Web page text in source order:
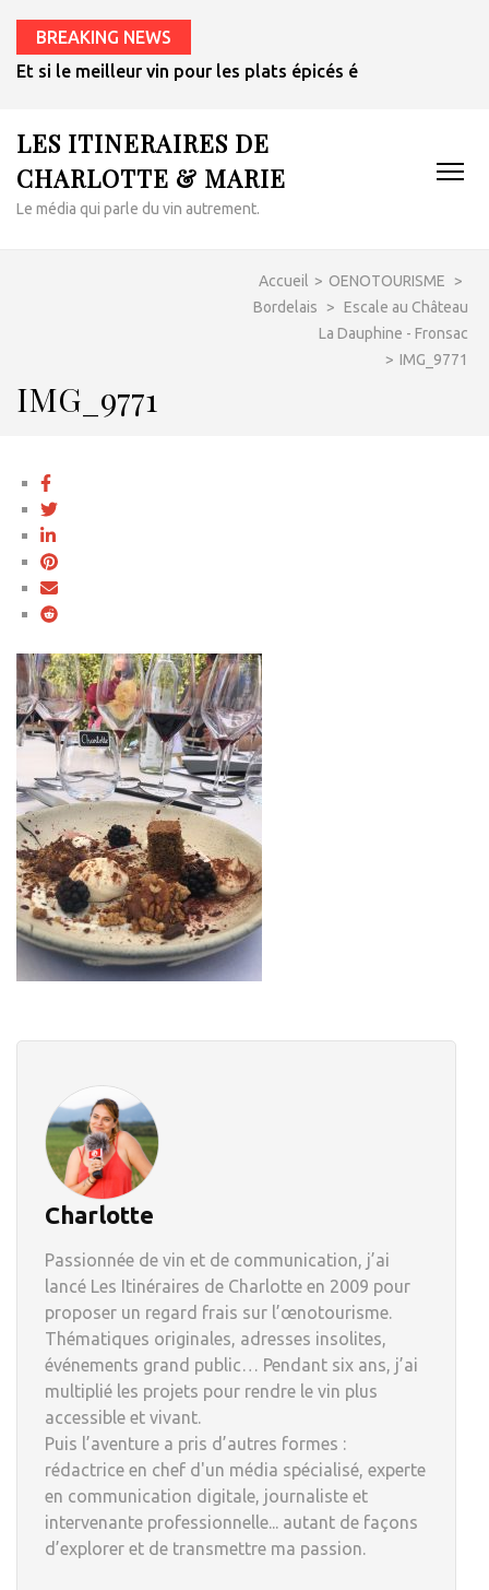
BREAKING NEWS
Et si le meilleur vin pour les plats épicés était un rosé de
LES ITINERAIRES DE
CHARLOTTE & MARIE
Le média qui parle du vin autrement.
Accueil > OENOTOURISME
>
Bordelais
> Escale au Château
La Dauphine - Fronsac
> IMG_9771
IMG_9771
Charlotte
Passionnée de vin et de communication, j’ai
lancé Les Itinéraires de Charlotte en 2009 pour
proposer un regard frais sur l’œnotourisme.
Thématiques originales, adresses insolites,
événements grand public… Pendant six ans, j’ai
multiplié les projets pour rendre le vin plus
accessible et vivant.
Puis l’aventure a pris d’autres formes :
rédactrice en chef d'un média spécialisé, experte
en communication digitale, journaliste et
intervenante professionnelle... autant de façons
d’explorer et de transmettre ma passion.